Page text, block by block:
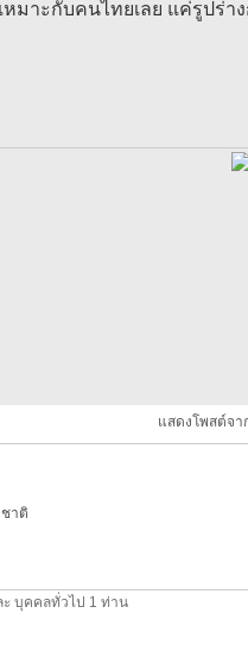
หมาะกับคนไทยเลย แค่รูปร่า
แสดงโพสต์จา
าติ
บุคคลทั่วไป 1 ท่าน